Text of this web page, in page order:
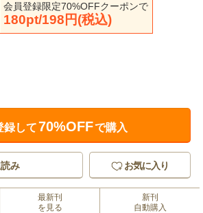
会員登録限定70%OFFクーポンで
180pt/198円(税込)
録して70%OFFで購入
み お気に入り
最新刊
を見る
新刊
自動購入